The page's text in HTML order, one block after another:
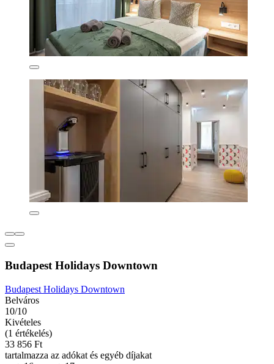
Budapest Holidays Downtown
Budapest Holidays Downtown
Belváros
10/10
Kivételes
(1 értékelés)
33 856 Ft
tartalmazza az adókat és egyéb díjakat